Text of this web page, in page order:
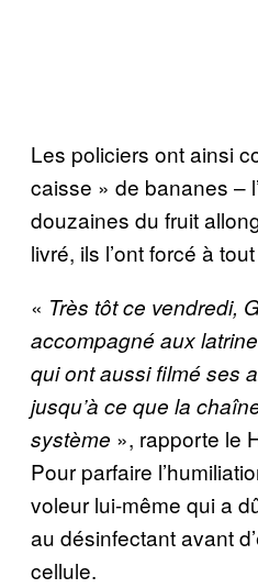
Les policiers ont ainsi
caisse » de bananes –
douzaines du fruit
livré, ils l’ont forcé à
« Très tôt ce vendredi,
accompagné aux
qui ont aussi filmé ses
jusqu’à ce que la
système », rapporte le
Pour parfaire
voleur lui-même qui a
au désinfectant avant
cellule.